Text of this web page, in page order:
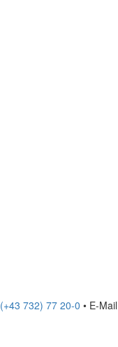
(+43 732) 77 20-0 • E-Mail